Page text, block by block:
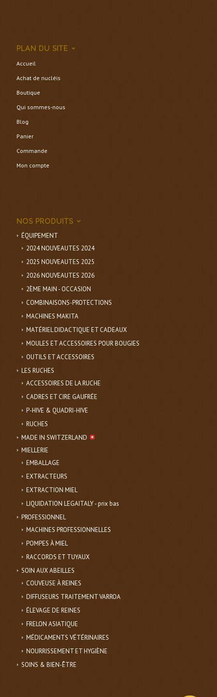
PLAN DU SITE
Accueil
Achat de nucléis
Boutique
Qui sommes-nous
Blog
Panier
Commande
Mon compte
NOS PRODUITS
ÉQUIPEMENT
2024 NOUVEAUTES 2024
2025 NOUVEAUTES 2025
2026 NOUVEAUTES 2026
2ÈME MAIN - OCCASION
COMBINAISONS-PROTECTIONS
MACHINES MAKITA
MATÉRIEL DIDACTIQUE ET CADEAUX
MOULES ET ACCESSOIRES POUR BOUGIES
OUTILS ET ACCESSOIRES
LES RUCHES
ACCESSOIRES DE LA RUCHE
CADRES ET CIRE GAUFRÉE
P-HIVE & QUADRI-HIVE
RUCHES
MADE IN SWITZERLAND
MIELLERIE
EMBALLAGE
EXTRACTEURS
EXTRACTION MIEL
LIQUIDATION LEGAITALY - prix bas
PROFESSIONNEL
MACHINES PROFESSIONNELLES
POMPES À MIEL
RACCORDS ET TUYAUX
SOIN AUX ABEILLES
COUVEUSE À REINES
DIFFUSEURS TRAITEMENT VARROA
ÉLEVAGE DE REINES
FRELON ASIATIQUE
MÉDICAMENTS VÉTÉRINAIRES
NOURRISSEMENT ET HYGIÈNE
SOINS & BIEN-ÊTRE